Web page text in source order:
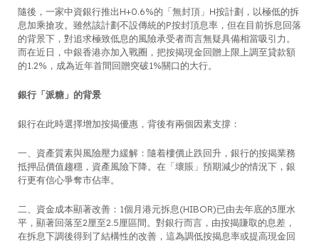
隨後，一家中資銀行推出H+0.6%的「無封頂」H按計劃，以極低的拆
息加乘搶攻。雖然該計劃不設傳統的P按封頂息率，但在目前拆息回落
的背景下，對追求極致低息的風險承受者而言無疑具備相當吸引力。
而在近日，中銀香港亦加入戰圈，把按揭現金回贈上限上調至貸款額
的1.2%，成為近年首間回贈突破1%關口的大行。
銀行「派糖」的背景
銀行在此時選擇增加按揭優惠，背後有兩個因素支撐：
一、資產質素與風險壓力緩解：隨着樓價止跌回升，銀行的按揭業務
抵押品價值趨穩，資產風險下降。在「壞賬」預期減少的情況下，銀
行更有信心爭奪市佔率。
二、資金成本顯著改善：1個月港元拆息(HIBOR)已由去年底的3厘水
平，顯著回落至2厘至2.5厘區間。對銀行而言，由按揭賺取的息差，
在拆息下調後得到了結構性的改善，這為調低按揭息率或提高現金回